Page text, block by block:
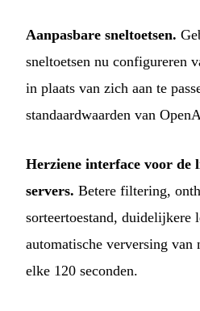
Aanpasbare sneltoetsen.
sneltoetsen nu configureren
in plaats van zich aan te
standaardwaarden van
Herziene interface voor de
servers. Betere filtering,
sorteertoestand, duidelijkere
automatische verversing van
elke 120 seconden.